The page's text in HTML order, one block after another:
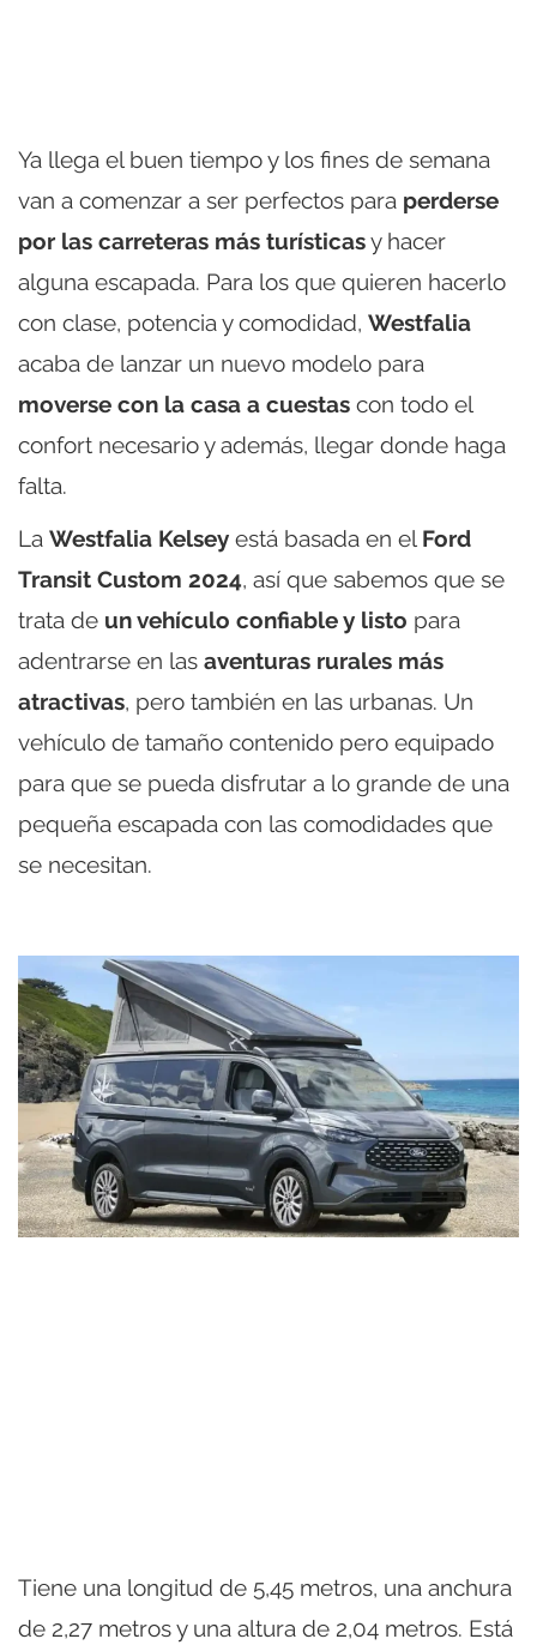
Ya llega el buen tiempo y los fines de semana
van a comenzar a ser perfectos para perderse
por las carreteras más turísticasy hacer
alguna escapada. Para los que quieren hacerlo
con clase, potencia y comodidad, Westfalia
acaba de lanzar un nuevo modelo para
moverse con la casa a cuestas con todo el
confort necesario y además, llegar donde haga
falta.
La Westfalia Kelsey está basada en el Ford
Transit Custom 2024, así que sabemos que se
trata de un vehículo confiable y listo para
adentrarse en las aventuras rurales más
atractivas, pero también en las urbanas. Un
vehículo de tamaño contenido pero equipado
para que se pueda disfrutar a lo grande de una
pequeña escapada con las comodidades que
se necesitan.
Tiene una longitud de 5,45 metros, una anchura
de 2,27 metros y una altura de 2,04 metros. Está